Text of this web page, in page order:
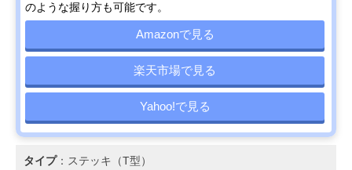
のような握り方も可能です。
Amazonで見る
楽天市場で見る
Yahoo!で見る
タイプ：ステッキ（T型）